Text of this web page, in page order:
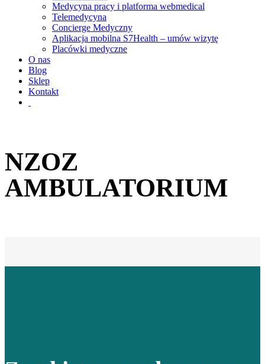
Medycyna pracy i platforma webmedical
Telemedycyna
Concierge Medyczny
Aplikacja mobilna S7Health – umów wizytę
Placówki medyczne
O nas
Blog
Sklep
Kontakt
NZOZ
AMBULATORIUM